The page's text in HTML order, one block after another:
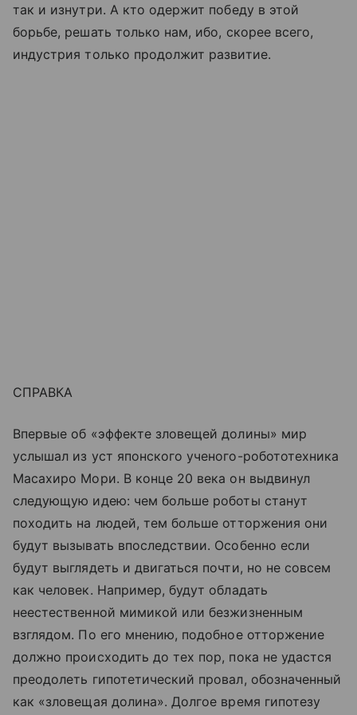
так и изнутри. А кто одержит победу в этой
борьбе, решать только нам, ибо, скорее всего,
индустрия только продолжит развитие.
СПРАВКА
Впервые об «эффекте зловещей долины» мир
услышал из уст японского ученого-робототехника
Масахиро Мори. В конце 20 века он выдвинул
следующую идею: чем больше роботы станут
походить на людей, тем больше отторжения они
будут вызывать впоследствии. Особенно если
будут выглядеть и двигаться почти, но не совсем
как человек. Например, будут обладать
неестественной мимикой или безжизненным
взглядом. По его мнению, подобное отторжение
должно происходить до тех пор, пока не удастся
преодолеть гипотетический провал, обозначенный
как «зловещая долина». Долгое время гипотезу